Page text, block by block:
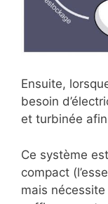
Ensuite,
besoin
et turbinée
Ce système
compact
mais nécessite